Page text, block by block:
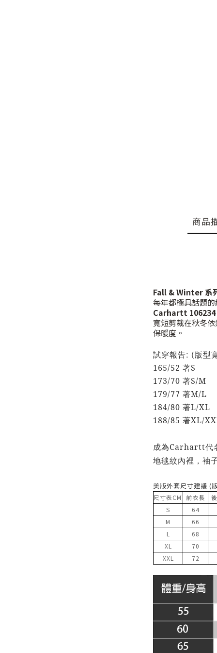
商品
Fall & Winter 系
每年都極具話題
Carhartt
寬短剪裁在秋冬
保暖度。
試穿報告: (版型
165/52 著S
173/70 著S/M
179/77 著M/L
184/80 著L/XL
188/85 著XL/
成為Carhartt代
地毯紋內裡，袖
美版外套尺寸建議 (
尺寸表CM) 前衣長
S
64
M
66
L
68
XL
70
XXL
72